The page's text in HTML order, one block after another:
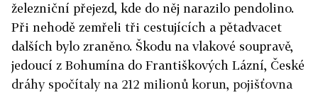
železniční přejezd, kde do něj narazilo pendolino.
Při nehodě zemřeli tři cestujících a pětadvacet
dalších bylo zraněno. Škodu na vlakové soupravě,
jedoucí z Bohumína do Františkových Lázní, České
dráhy spočítaly na 212 milionů korun, pojišťovna